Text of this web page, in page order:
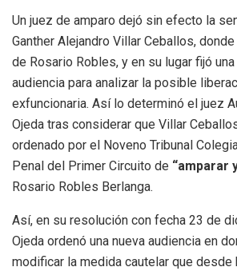
Un juez de amparo dejó sin efecto la
Ganther Alejandro Villar Ceballos,
de Rosario Robles, y en su lugar fijó
audiencia para analizar la posible
exfuncionaria. Así lo determinó el juez
Ojeda tras considerar que Villar
ordenado por el Noveno Tribunal
Penal del Primer Circuito de “amparar
Rosario Robles Berlanga.
Así, en su resolución con fecha 23 de
Ojeda ordenó una nueva audiencia en
modificar la medida cautelar que desde